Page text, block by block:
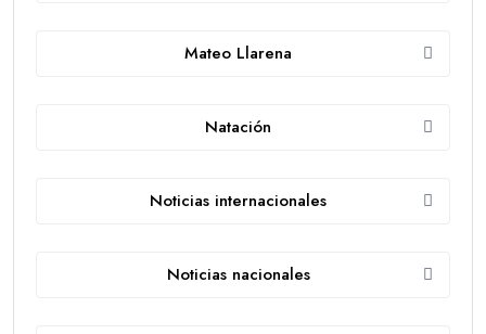
Mateo Llarena
Natación
Noticias internacionales
Noticias nacionales